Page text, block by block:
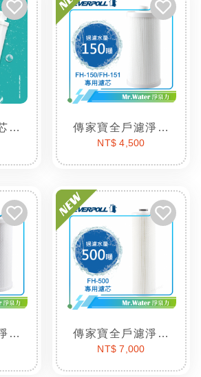
全效複合式濾芯R-PP 傳家寶全戶濾淨FH-151專用濾芯
NT$ 4,500
傳家寶全戶濾淨FH-301專用濾芯 傳家寶全戶濾淨FH-500專用濾芯
NT$ 7,000